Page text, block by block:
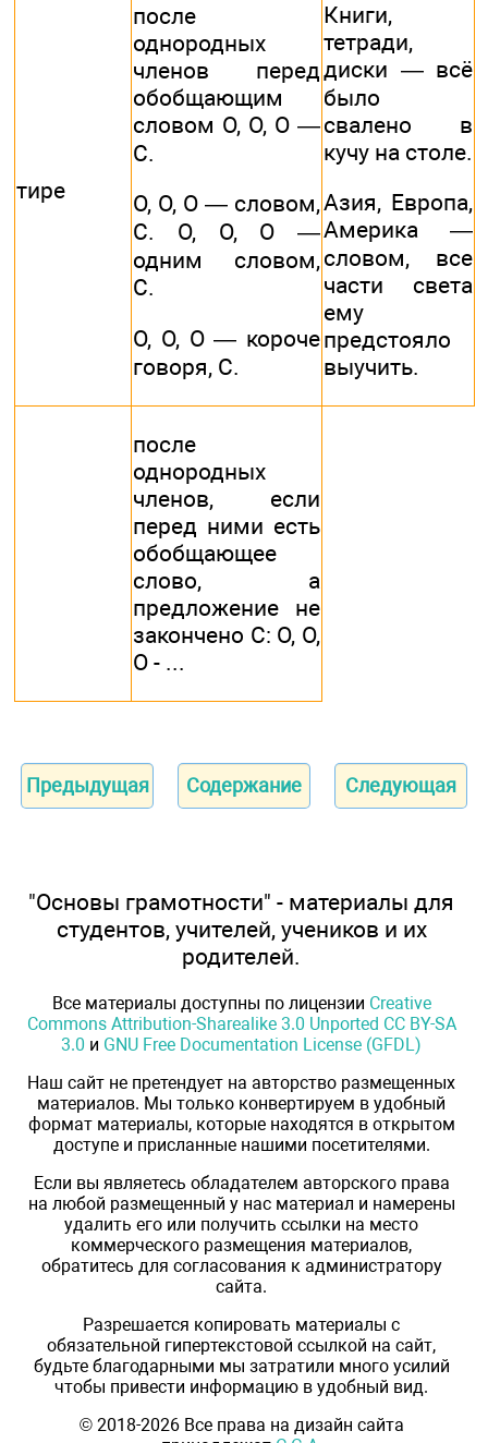
тире
после
однородных
членов перед
обобщающим
словом О, О, О —
С.
О, О, О — словом,
С. О, О, О —
одним словом,
С.
О, О, О — короче
говоря, С.
Книги,
тетради,
диски — всё
было
свалено в
кучу на столе.
Азия, Европа,
Америка —
словом, все
части света
ему
предстояло
выучить.
после
однородных
членов, если
перед ними есть
обобщающее
слово, а
предложение не
закончено С: О, О,
О - ...
Предыдущая Содержание Следующая
"Основы грамотности" - материалы для
студентов, учителей, учеников и их
родителей.
Все материалы доступны по лицензии Creative
Commons Attribution-Sharealike 3.0 Unported CC BY-SA
3.0 и GNU Free Documentation License (GFDL)
Наш сайт не претендует на авторство размещенных
материалов. Мы только конвертируем в удобный
формат материалы, которые находятся в открытом
доступе и присланные нашими посетителями.
Если вы являетесь обладателем авторского права
на любой размещенный у нас материал и намерены
удалить его или получить ссылки на место
коммерческого размещения материалов,
обратитесь для согласования к администратору
сайта.
Разрешается копировать материалы с
обязательной гипертекстовой ссылкой на сайт,
будьте благодарными мы затратили много усилий
чтобы привести информацию в удобный вид.
© 2018-2026 Все права на дизайн сайта